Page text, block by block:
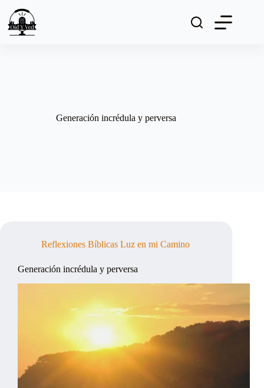
contenido
Generación incrédula y perversa
Reflexiones Bíblicas Luz en mi Camino
Generación incrédula y perversa